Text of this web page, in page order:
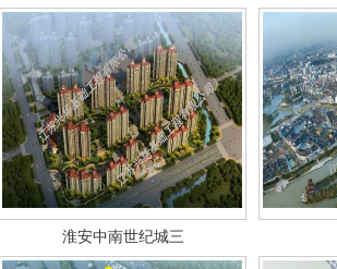
淮安中南世纪城三